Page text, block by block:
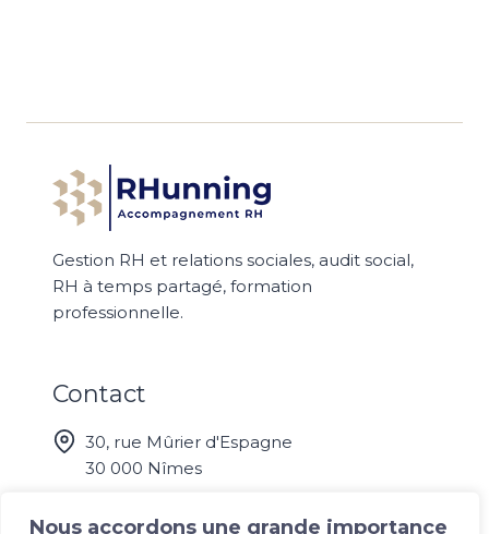
Nous accordons une grande importance
Gestion RH et relations sociales, audit social,
RH à temps partagé, formation
professionnelle.
Contact
30, rue Mûrier d'Espagne
30 000 Nîmes